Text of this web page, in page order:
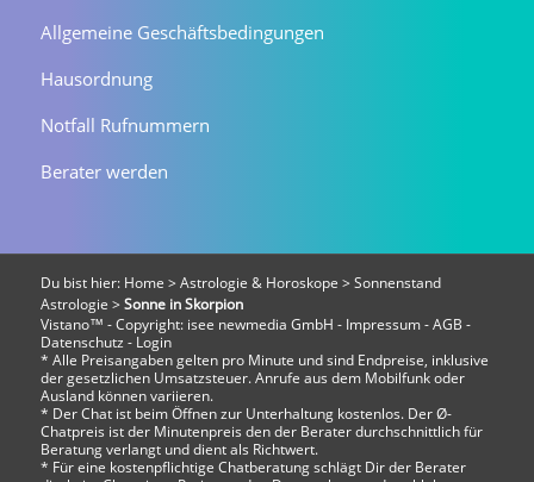
Allgemeine Geschäftsbedingungen
Hausordnung
Notfall Rufnummern
Berater werden
Du bist hier: Home > Astrologie & Horoskope > Sonnenstand
Astrologie > Sonne in Skorpion
Vistano™ - Copyright: isee newmedia GmbH - Impressum-AGB -
Datenschutz - Login
* Alle Preisangaben gelten pro Minute und sind Endpreise, inklusive
der gesetzlichen Umsatzsteuer. Anrufe aus dem Mobilfunk oder
Ausland können variieren.
* Der Chat ist beim Öffnen zur Unterhaltung kostenlos. Der Ø-
Chatpreis ist der Minutenpreis den der Berater durchschnittlich für
Beratung verlangt und dient als Richtwert.
* Für eine kostenpflichtige Chatberatung schlägt Dir der Berater